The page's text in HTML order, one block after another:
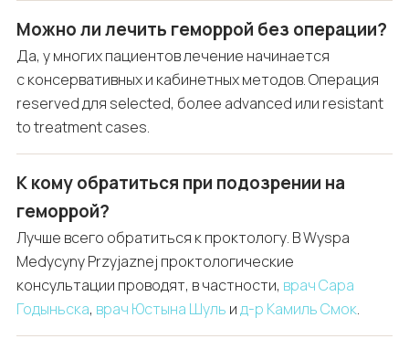
Можно ли лечить геморрой без операции?
Да, у многих пациентов лечение начинается
с консервативных и кабинетных методов. Операция
reserved для selected, более advanced или resistant
to treatment cases.
К кому обратиться при подозрении на
геморрой?
Лучше всего обратиться к проктологу. В Wyspa
Medycyny Przyjaznej проктологические
консультации проводят, в частности, врач Сара
Годыньска, врач Юстына Шуль ид-р Камиль Смок.